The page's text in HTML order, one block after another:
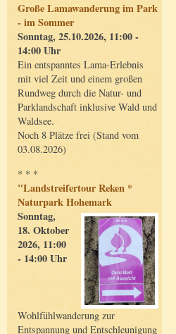
Große Lamawanderung im Park
- im Sommer
Sonntag, 25.10.2026, 11:00 -
14:00 Uhr
Ein entspanntes Lama-Erlebnis
mit viel Zeit und einem großen
Rundweg durch die Natur- und
Parklandschaft inklusive Wald und
Waldsee.
Noch 8 Plätze frei (Stand vom
03.08.2026)
* * *
"Landstreifertour Reken *
Naturpark Hohemark
Sonntag,
18. Oktober
2026, 11:00
- 14:00 Uhr
Wohlfühlwanderung zur
Entspannung und Entschleunigung